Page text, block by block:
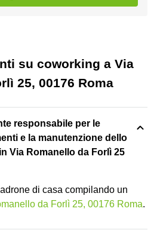
su coworking a Via
25, 00176 Roma
responsabile per le
e la manutenzione dello
Via Romanello da Forlì 25
di casa compilando un
da Forlì 25, 00176 Roma.